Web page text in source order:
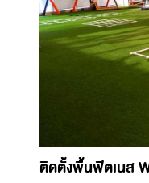
ติดตั้งพื้นฟิตเนส